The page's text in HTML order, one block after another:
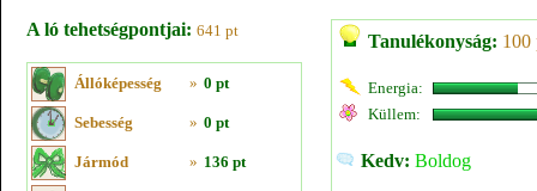
A ló tehetségpontjai: 641 pt
Állóképesség » 0 pt
Sebesség » 0 pt
Jármód » 136 pt
Tanulékonyság: 100
Energia:
Küllem:
Kedv: Boldog